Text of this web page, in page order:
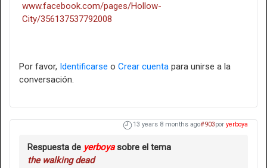
www.facebook.com/pages/Hollow-
City/356137537792008
Por favor, Identificarse o Crear cuenta para unirse a la
conversación.
13 years 8 months ago#903por yerboya
Respuesta de yerboyasobre el tema
the walking dead